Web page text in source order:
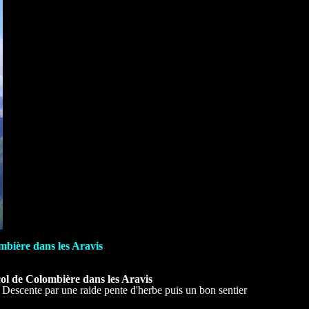
dans les Aravis
de Colombière dans les Aravis
par une raide pente d'herbe puis un bon sentier